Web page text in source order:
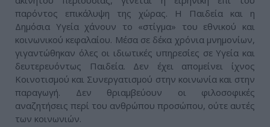
παρόντος επικάλυψη της χώρας. Η Παιδεία και η
Δημόσια Υγεία χάνουν το «στίγμα» του εθνικού και
κοινωνικού κεφαλαίου. Μέσα σε δέκα χρόνια μνημονίων,
γιγαντώθηκαν όλες οι ιδιωτικές υπηρεσίες σε Υγεία και
δευτερευόντως Παιδεία. Δεν έχει απομείνει ίχνος
Κοινοτισμού και Συνεργατισμού στην κοινωνία και στην
παραγωγή. Δεν θριαμβεύουν οι φιλοσοφικές
αναζητήσεις περί του ανθρώπου προσώπου, ούτε αυτές
των κοινωνιών.